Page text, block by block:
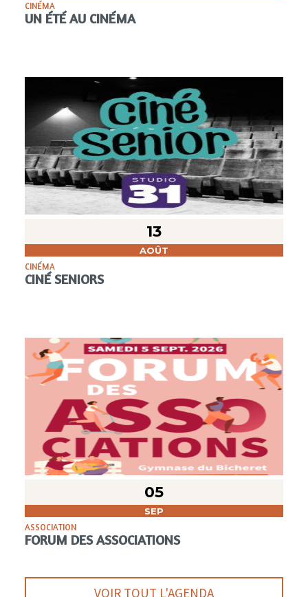
CINÉMA
UN ÉTÉ AU CINÉMA
13
AOÛT
CINÉMA
CINÉ SENIORS
05
SEP
ASSOCIATION
FORUM DES ASSOCIATIONS
VOIR TOUT L'AGENDA